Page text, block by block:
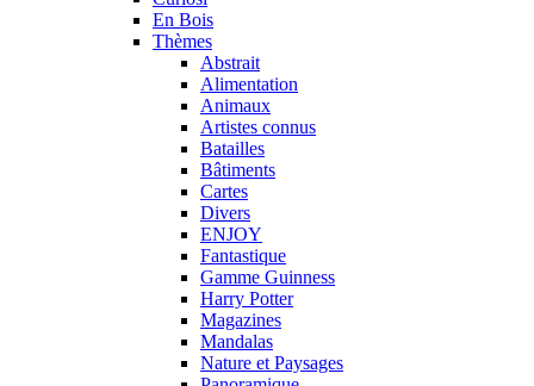
En Bois
Thèmes
Abstrait
Alimentation
Animaux
Artistes connus
Batailles
Bâtiments
Cartes
Divers
ENJOY
Fantastique
Gamme Guinness
Harry Potter
Magazines
Mandalas
Nature et Paysages